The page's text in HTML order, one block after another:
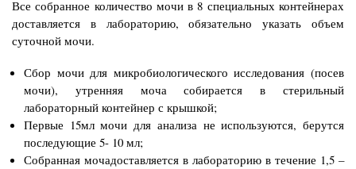
Все собранное количество мочи в 8 специальных контейнерах
доставляется в лабораторию, обязательно указать объем
суточной мочи.
Сбор мочи для микробиологического исследования (посев
мочи), утренняя моча собирается в стерильный
лабораторный контейнер с крышкой;
Первые 15мл мочи для анализа не используются, берутся
последующие 5- 10 мл;
Собранная мочадоставляется в лабораторию в течение 1,5 –